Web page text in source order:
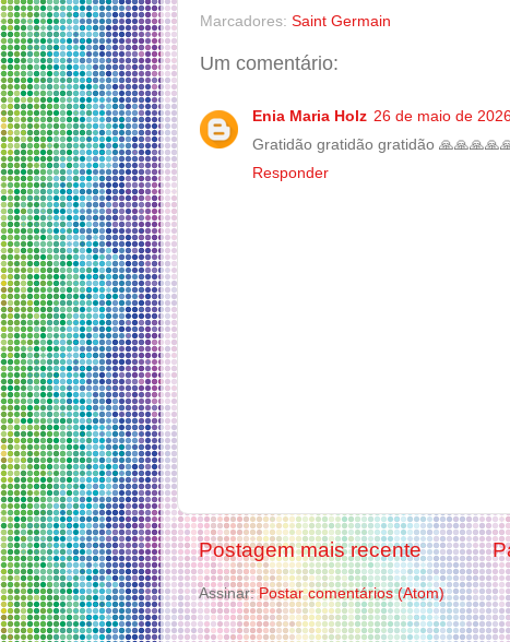
Marcadores: Saint Germain
Um comentário:
Enia Maria Holz 26 de maio de
Gratidão gratidão gratidão
Responder
Postagem mais recente
Assinar:Postar comentários (Atom)